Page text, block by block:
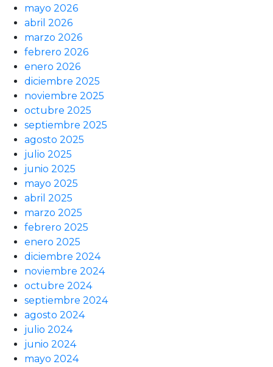
mayo 2026
abril 2026
marzo 2026
febrero 2026
enero 2026
diciembre 2025
noviembre 2025
octubre 2025
septiembre 2025
agosto 2025
julio 2025
junio 2025
mayo 2025
abril 2025
marzo 2025
febrero 2025
enero 2025
diciembre 2024
noviembre 2024
octubre 2024
septiembre 2024
agosto 2024
julio 2024
junio 2024
mayo 2024